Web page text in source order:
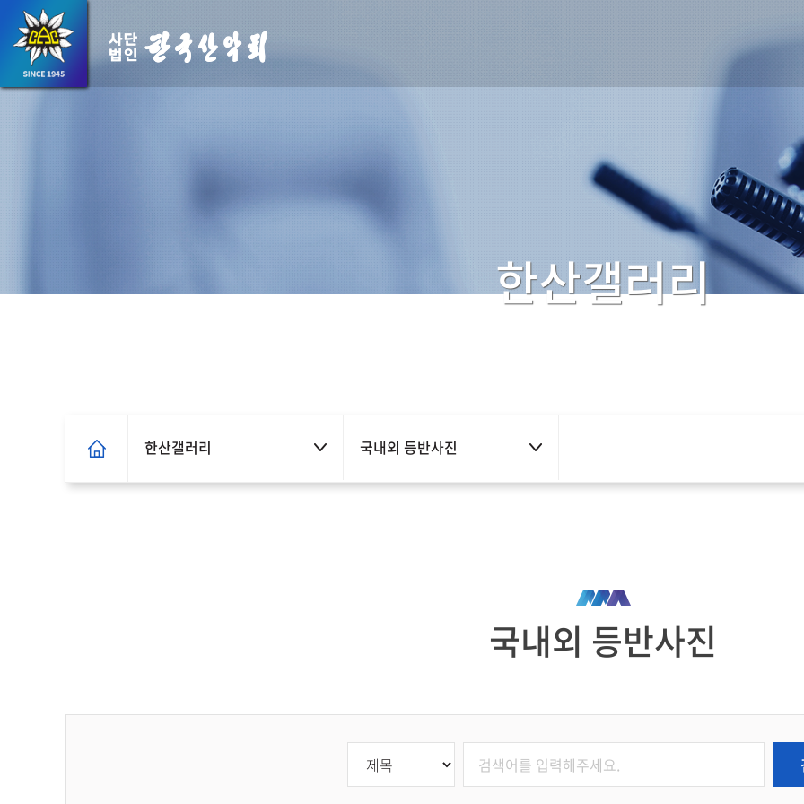
한산갤러리
한산갤러리 국내외 등반사진
국내외 등반사진